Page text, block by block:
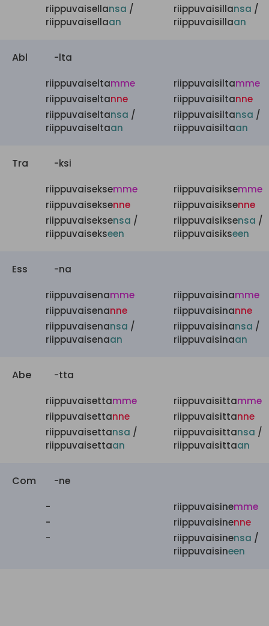
riippuvaisellansa /
riippuvaisellaan
riippuvaisillansa /
riippuvaisillaan
Abl -lta
riippuvaiseltamme
riippuvaiseltanne
riippuvaiseltansa /
riippuvaiseltaan
riippuvaisiltamme
riippuvaisiltanne
riippuvaisiltansa /
riippuvaisiltaan
Tra -ksi
riippuvaiseksemme
riippuvaiseksenne
riippuvaiseksensa /
riippuvaisekseen
riippuvaisiksemme
riippuvaisiksenne
riippuvaisiksensa /
riippuvaisikseen
Ess -na
riippuvaisenamme
riippuvaisenanne
riippuvaisenansa /
riippuvaisenaan
riippuvaisinamme
riippuvaisinanne
riippuvaisinansa /
riippuvaisinaan
Abe -tta
riippuvaisettamme
riippuvaisettanne
riippuvaisettansa /
riippuvaisettaan
riippuvaisittamme
riippuvaisittanne
riippuvaisittansa /
riippuvaisittaan
Com -ne
-
-
-
riippuvaisinemme
riippuvaisinenne
riippuvaisinensa /
riippuvaisineen